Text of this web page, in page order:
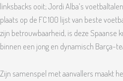
linksbacks ooit; Jordi Alba’s
plaats op de FC 100 lijst van beste
zijn betrouwbaarheid, is deze Spaanse
binnen een jong en dynamisch Barça-
Zijn samenspel met aanvallers maakt